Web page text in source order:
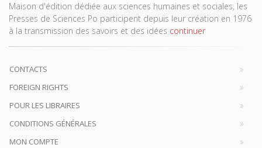
Maison d'édition dédiée aux sciences humaines et sociales, les
Presses de Sciences Po participent depuis leur création en 1976
à la transmission des savoirs et des idées continuer
CONTACTS
FOREIGN RIGHTS
POUR LES LIBRAIRES
CONDITIONS GÉNÉRALES
MON COMPTE